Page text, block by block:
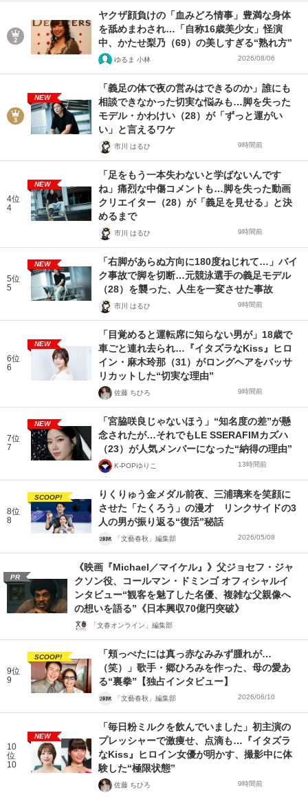
ヤクザ顔負けの「血みどろ情事」豊満な身体
を舐めまわされ…「自称16歳美少女」怪演
中、かたせ梨乃（69）の美しすぎる“熟れ方”
ゆるま 小林 2026/08/06
NEW
「義足の体で夜の営みはできるのか」誰にも
相談できなかった切実な悩みも…脚を失った
モデル・かわけい（28）が「ずっと運がい
い」と言えるワケ
市川 はるひ 9時間前
4位
4
NEW
「足をもう一本失わないと学ばないんです
ね」痛烈な中傷コメントも…脚を失った動画
クリエイター（28）が「義足を見せる」と決
めるまで
市川 はるひ 9時間前
5位
5
NEW
「右脚があらぬ方向に180度ねじれて…」バイ
ク事故で脚を切断…元競泳選手の義足モデル
（28）を襲った、人生を一変させた事故
市川 はるひ 9時間前
6位
6
NEW
「目覚めると運転席に知らない男が」18歳で
車ごと連れ去られ…『イタズラなKiss』ヒロ
イン・麻木玲那（31）がロングヘアをバッサ
リカットした“切実な理由”
佐藤 ちひろ 9時間前
7位
7
NEW
「宮脇咲良じゃないほう」“知名度の差”が懸
念されたが…それでもLE SSERAFIMカズハ
（23）が人気メンバーになった“納得の理由”
K-POPゆりこ 13時間前
8位
8
SCOOP!
りくりゅう金メダル前夜、三浦璃来を笑顔に
させた「たくろう」の漫才 リンクサイドの3
人の男が振り返る“復活”秘話
「文藝春秋」編集部 2026/05/08
PR
《映画『Michael／マイケル』》父ジョセフ・ジャ
クソン役、コールマン・ドミンゴ オフィシャルイ
ンタビュー“観客を魅了した名優、複雑な父親像へ
の想いを語る”《日本興収70億円突破》
「文春オンライン」編集部
9位
9
SCOOP!
「頬っぺたには真っ赤なみみず腫れが…
（笑）」歌手・郷ひろみを作った、母の愛あ
る“裏拳”【独占インタビュー】
「文藝春秋」編集部 2026/06/10
10
位
10
NEW
「毎日粉ミルクを飲んでいました」初主演の
プレッシャーで激痩せ、点滴も…『イタズラ
なKiss』ヒロイン女優が明かす、撮影中に体
験した“極限状態”
佐藤 ちひろ 9時間前